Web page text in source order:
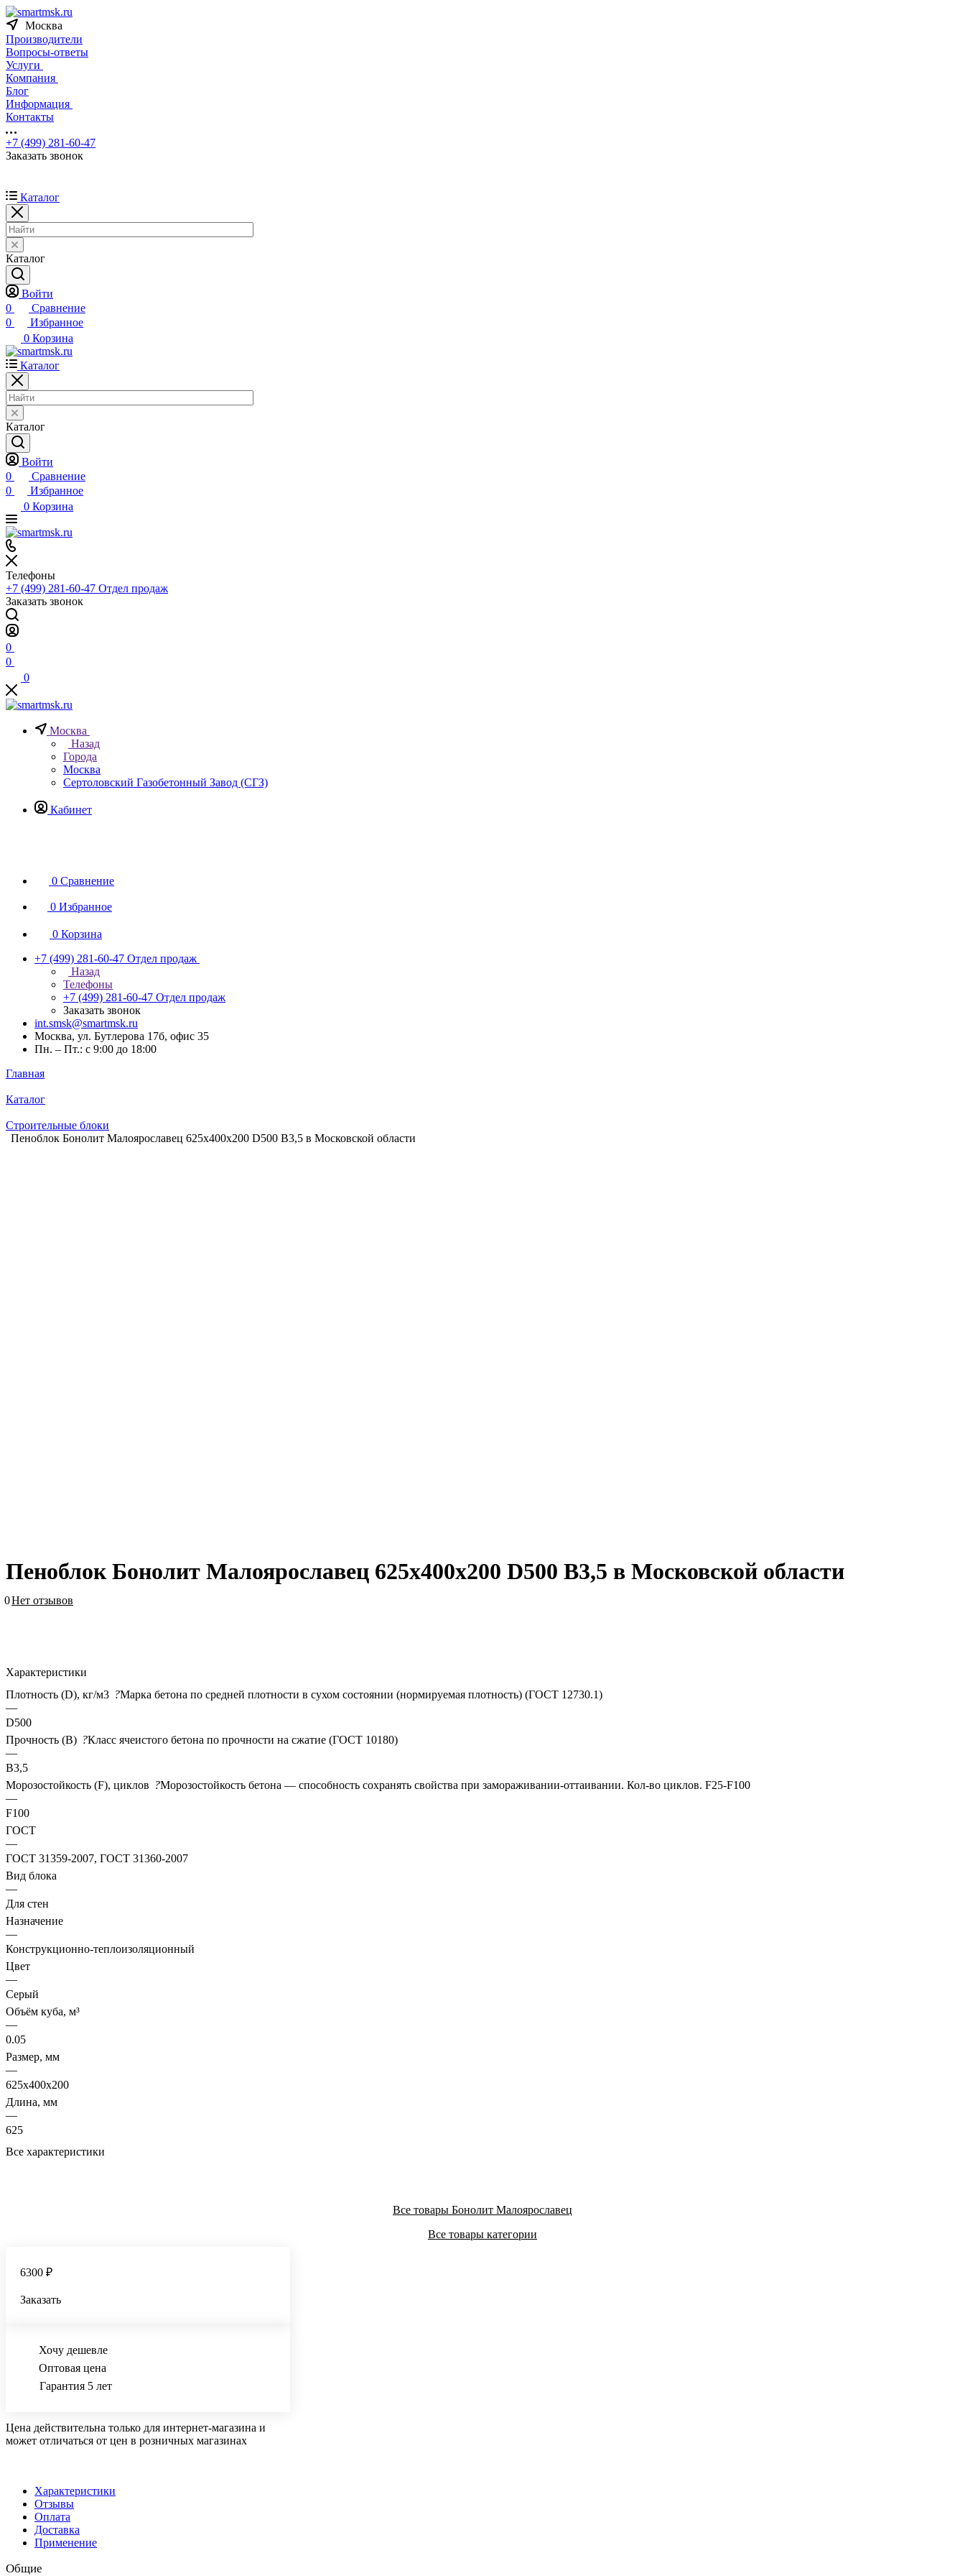
Москва
Производители
Вопросы-ответы
Услуги
Компания
Блог
Информация
Контакты
+7 (499) 281-60-47
Заказать звонок
Каталог
Каталог
Войти
0
Сравнение
0
Избранное
0 Корзина
Каталог
Каталог
Войти
0
Сравнение
0
Избранное
0 Корзина
Телефоны
+7 (499) 281-60-47 Отдел продаж
Заказать звонок
0
0
0
Москва
Назад
Города
Москва
Сертоловский Газобетонный Завод (СГЗ)
Кабинет
0 Сравнение
0 Избранное
0 Корзина
+7 (499) 281-60-47 Отдел продаж
Назад
Телефоны
+7 (499) 281-60-47 Отдел продаж
Заказать звонок
int.smsk@smartmsk.ru
Москва, ул. Бутлерова 17б, офис 35
Пн. – Пт.: с 9:00 до 18:00
Главная
Каталог
Строительные блоки
Пеноблок Бонолит Малоярославец 625х400х200 D500 В3,5 в Московской области
Пеноблок Бонолит Малоярославец 625х400х200 D500 В3,5 в Московской области
0Нет отзывов
Характеристики
Плотность (D), кг/м3 ?Марка бетона по средней плотности в сухом состоянии (нормируемая плотность) (ГОСТ 12730.1)
—
D500
Прочность (В) ?Класс ячеистого бетона по прочности на сжатие (ГОСТ 10180)
—
B3,5
Морозостойкость (F), циклов ?Морозостойкость бетона — способность сохранять свойства при замораживании-оттаивании. Кол-во циклов. F25-F100
—
F100
ГОСТ
—
ГОСТ 31359-2007, ГОСТ 31360-2007
Вид блока
—
Для стен
Назначение
—
Конструкционно-теплоизоляционный
Цвет
—
Серый
Объём куба, м³
—
0.05
Размер, мм
—
625х400х200
Длина, мм
—
625
Все характеристики
Все товары Бонолит Малоярославец
Все товары категории
6300 ₽
Заказать
Хочу дешевле
Оптовая цена
Гарантия 5 лет
Цена действительна только для интернет-магазина и
может отличаться от цен в розничных магазинах
Характеристики
Отзывы
Оплата
Доставка
Применение
Общие